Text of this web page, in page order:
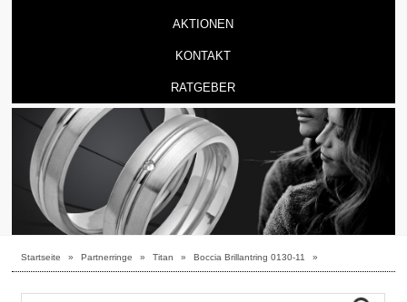
AKTIONEN
KONTAKT
RATGEBER
Startseite » Partnerringe » Titan » Boccia Brillantring 0130-11 »